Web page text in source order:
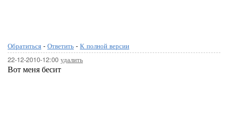
Обратиться - Ответить - К полной версии
22-12-2010-12:00 удалить
Вот меня бесит